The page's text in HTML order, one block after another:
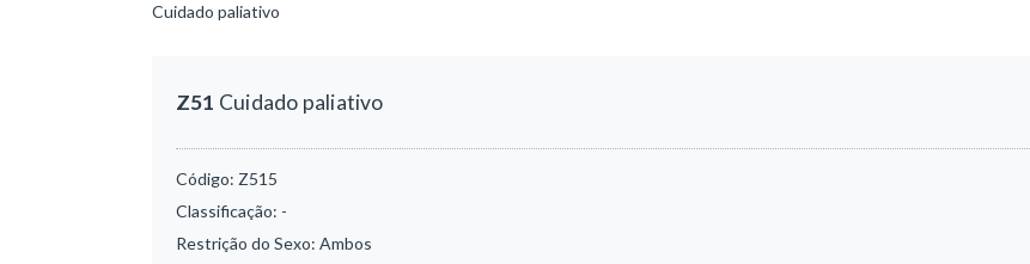
Cuidado paliativo
Z51 Cuidado paliativo
Código: Z515
Classificação: -
Restrição do Sexo: Ambos